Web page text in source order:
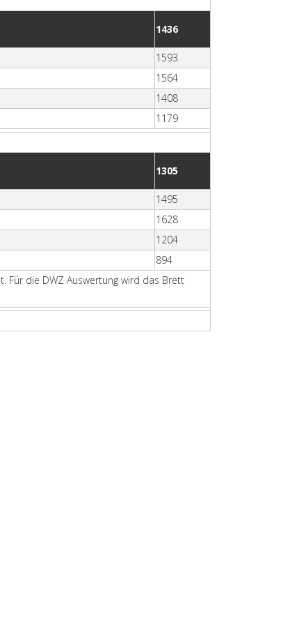
1436
1593
1564
1408
1179
1305
1495
1628
1204
894
Für die DWZ Auswertung wird das Brett